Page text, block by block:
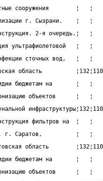
сооружения
г. Сызрани.
2-я
ультрафиолетовой
сточных вод,
область
бюджетам на
объектов
фильтров на
2, г. Саратов,          ¦
область
бюджетам на
объектов